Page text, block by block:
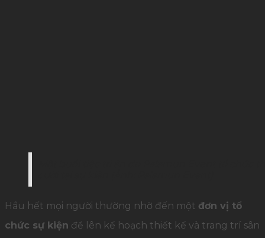
Hầu hết mọi người thường nhờ đến một đơn vị tổ
chức sự kiện để lên kế hoạch thiết kế và trang trí sân